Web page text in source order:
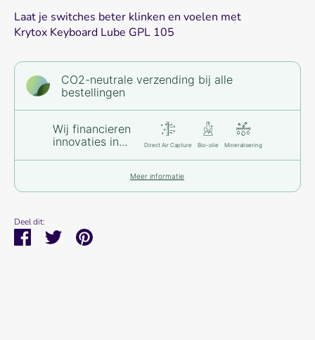
Laat je switches beter klinken en voelen met
Krytox Keyboard Lube GPL 105
CO2-neutrale verzending bij alle
bestellingen
Wij financieren
innovaties in...
Direct Air Capture Bio-olie Mineralisering
Meer informatie
Deel dit:
Deel TweetPin